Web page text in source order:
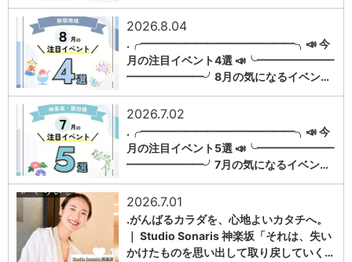
1
2026.8.04
.╭━━━━━━━━━━━━━━╮📣 今
月の注目イベント4選 📣╰━━━━━━━
━━━━━━━╯8月の気になるイベン…
1
2026.7.02
.╭━━━━━━━━━━━━━━╮📣 今
月の注目イベント5選 📣╰━━━━━━━
━━━━━━━╯7月の気になるイベン…
1
2026.7.01
.がんばるカラダを、心地よいカタチへ。
｜ Studio Sonaris 神楽坂「それは、失い
かけたものを思い出して取り戻していく…